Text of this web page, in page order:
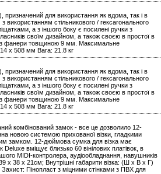
для використання як вдома, так і в
використанням стільникового / гексагонального
а з іншого боку є посилені ручки з
своїм дизайном, а також своєю в простої в
з фанери товщиною 9 мм. Максимальне
x 508 мм Вага: 21.8 кг
призначений для використання як вдома, так і в
використанням стільникового / гексагонального
а з іншого боку є посилені ручки з
своїм дизайном, а також своєю в простої в
з фанери товщиною 9 мм. Максимальне
x 508 мм Вага: 21.8 кг
комбінований замок - все це дозволило 12-
новою системою прихованої візки, гладкими
замком. 12-дюймова сумка для візка має
Deluxe вміщує близько 60 вінілових платівок, в
MIDI-контролера, аудіообладнання, навушників
x 38 x 21см; Внутрішні габарити візка: (Ш х В х Г)
Пінопласт з міцними стінками з ПВХ для